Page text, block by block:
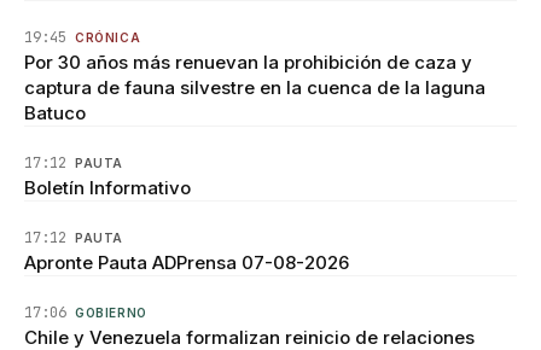
19:45 CRÓNICA
Por 30 años más renuevan la prohibición de caza y
captura de fauna silvestre en la cuenca de la laguna
Batuco
17:12 PAUTA
Boletín Informativo
17:12 PAUTA
Apronte Pauta ADPrensa 07-08-2026
17:06 GOBIERNO
Chile y Venezuela formalizan reinicio de relaciones